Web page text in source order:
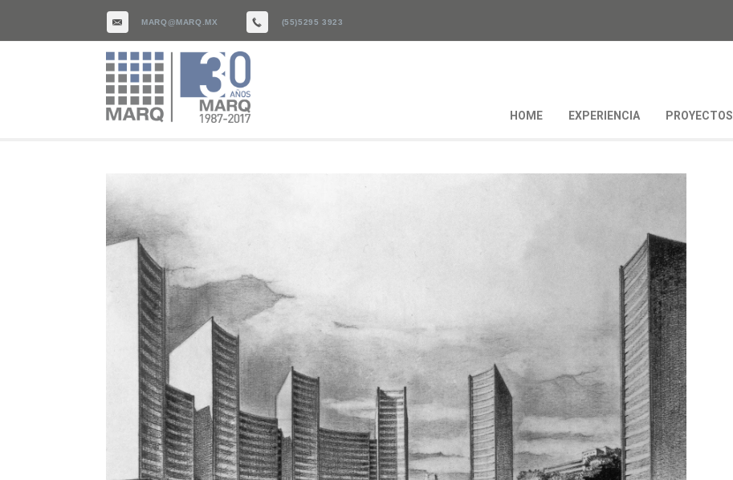
MARQ@MARQ.MX (55)5295 3923
HOME EXPERIENCIA PROYECTOS